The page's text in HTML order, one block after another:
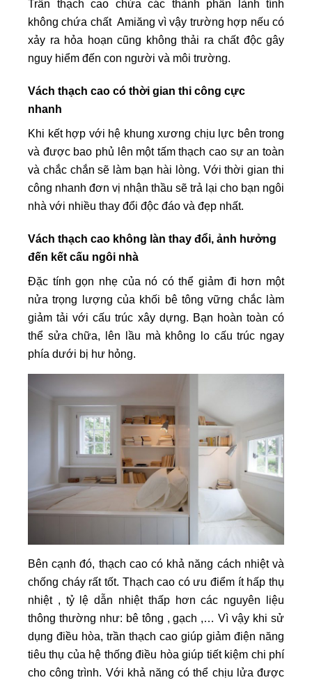
Trần thạch cao chứa các thành phần lành tính
không chứa chất Amiăng vì vậy trường hợp nếu có
xảy ra hỏa hoạn cũng không thải ra chất độc gây
nguy hiểm đến con người và môi trường.
Vách thạch cao có thời gian thi công cực
nhanh
Khi kết hợp với hệ khung xương chịu lực bên trong
và được bao phủ lên một tấm thạch cao sự an toàn
và chắc chắn sẽ làm bạn hài lòng. Với thời gian thi
công nhanh đơn vị nhận thầu sẽ trả lại cho bạn ngôi
nhà với nhiều thay đổi độc đáo và đẹp nhất.
Vách thạch cao không làn thay đổi, ảnh hưởng
đến kết cấu ngôi nhà
Đặc tính gọn nhẹ của nó có thể giảm đi hơn một
nửa trọng lượng của khối bê tông vững chắc làm
giảm tải với cấu trúc xây dựng. Bạn hoàn toàn có
thể sửa chữa, lên lầu mà không lo cấu trúc ngay
phía dưới bị hư hỏng.
Bên cạnh đó, thạch cao có khả năng cách nhiệt và
chống cháy rất tốt. Thạch cao có ưu điểm ít hấp thụ
nhiệt , tỷ lệ dẫn nhiệt thấp hơn các nguyên liệu
thông thường như: bê tông , gạch ,… Vì vậy khi sử
dụng điều hòa, trần thạch cao giúp giảm điện năng
tiêu thụ của hệ thống điều hòa giúp tiết kiệm chi phí
cho công trình. Với khả năng có thể chịu lửa được